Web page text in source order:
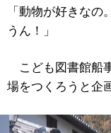
「動物が好きなの
うん！」
こども図書館船
場をつくろうと企